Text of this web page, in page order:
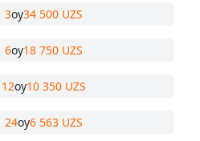
3oy34 500 UZS
6oy18 750 UZS
12oy10 350 UZS
24oy6 563 UZS